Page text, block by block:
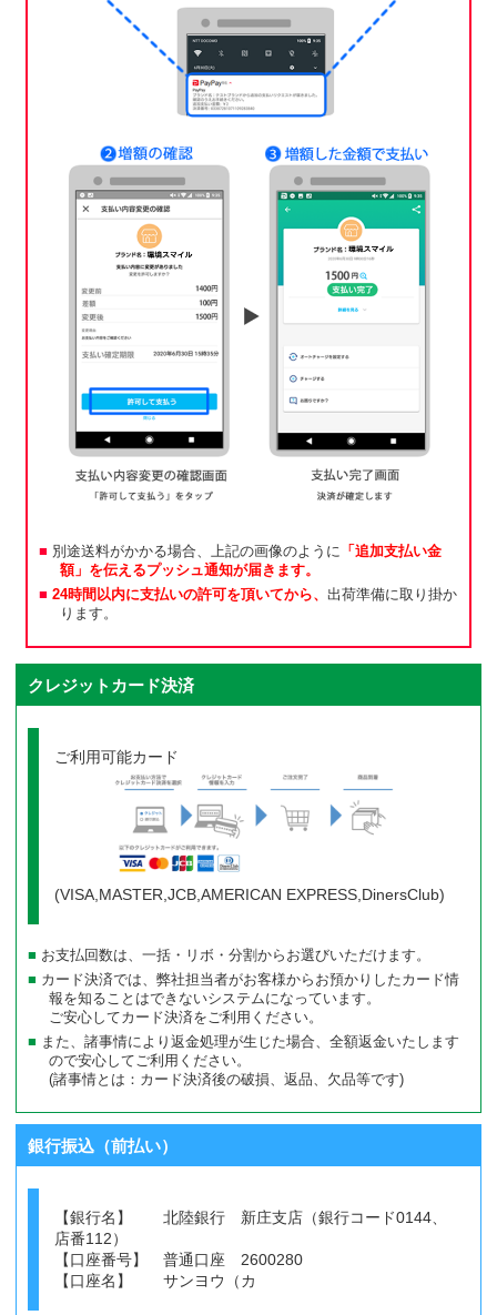
別途送料がかかる場合、上記の画像のように
「追加支払い金
額」を伝えるプッシュ通知が届きます。
24時間以内に支払いの許可を頂いてから、 出荷準備に取り掛か
ります。
クレジットカード決済
ご利用可能カード
(VISA,MASTER,JCB,AMERICAN EXPRESS,DinersClub)
お支払回数は、一括・リボ・分割からお選びいただけます。
カード決済では、弊社担当者がお客様からお預かりしたカード情
報を知ることはできないシステムになっています。
ご安心してカード決済をご利用ください。
また、諸事情により返金処理が生じた場合、全額返金いたします
ので安心してご利用ください。
(諸事情とは：カード決済後の破損、返品、欠品等です)
銀行振込（前払い）
【銀行名】 北陸銀行 新庄支店（銀行コード0144、
店番112）
【口座番号】 普通口座 2600280
【口座名】 サンヨウ（カ